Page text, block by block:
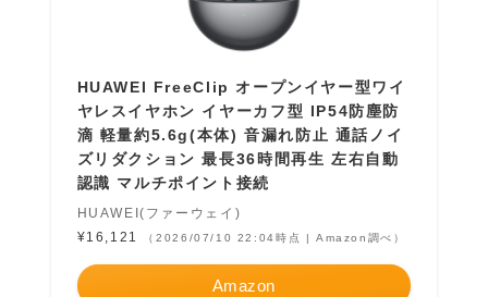
HUAWEI FreeClip オープンイヤー型ワイ
ヤレスイヤホン イヤーカフ型 IP54防塵防
滴 軽量約5.6g(本体) 音漏れ防止 通話ノイ
ズリダクション 最長36時間再生 左右自動
認識 マルチポイント接続
HUAWEI(ファーウェイ)
¥16,121
（2026/07/10 22:04時点 | Amazon調べ）
Amazon